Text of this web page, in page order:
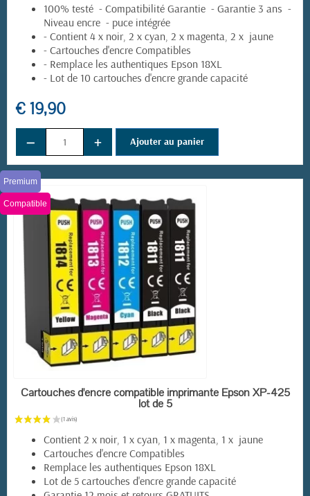
(2 avis)
100% testé - Compatibilité Garantie - Garantie 3 ans -
Niveau encre - puce intégrée
- Contient 4 x noir, 2 x cyan, 2 x magenta, 2 x jaune
- Cartouches d'encre Compatibles
- Remplace les authentiques Epson 18XL
- Lot de 10 cartouches d'encre grande capacité
€ 19,90
− + Ajouter au panier
EN STOCK
Premium
Compatible
Cartouches d'encre compatible imprimante Epson XP-425
lot de 5
Contient 2 x noir, 1 x cyan, 1 x magenta, 1 x jaune
Cartouches d'encre Compatibles
Remplace les authentiques Epson 18XL
Lot de 5 cartouches d'encre grande capacité